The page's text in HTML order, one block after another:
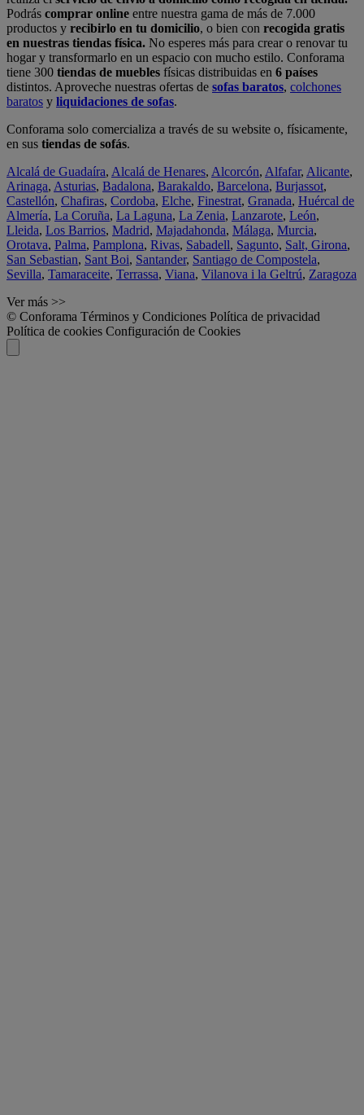
Podrás comprar online entre nuestra gama de más de 7.000
productos y recibirlo en tu domicilio, o bien con recogida gratis
en nuestras tiendas física. No esperes más para crear o renovar tu
hogar y transformarlo en un espacio con mucho estilo. Conforama
tiene 300 tiendas de muebles físicas distribuidas en 6 países
distintos. Aproveche nuestras ofertas de sofas baratos, colchones
baratos y liquidaciones de sofas.
Conforama solo comercializa a través de su website o, físicamente,
en sus tiendas de sofás.
Alcalá de Guadaíra, Alcalá de Henares, Alcorcón, Alfafar, Alicante,
Arinaga, Asturias, Badalona, Barakaldo, Barcelona, Burjassot,
Castellón, Chafiras, Cordoba, Elche, Finestrat, Granada, Huércal de
Almería, La Coruña, La Laguna, La Zenia, Lanzarote, León,
Lleida, Los Barrios, Madrid, Majadahonda, Málaga, Murcia,
Orotava, Palma, Pamplona, Rivas, Sabadell, Sagunto, Salt, Girona,
San Sebastian, Sant Boi, Santander, Santiago de Compostela,
Sevilla, Tamaraceite, Terrassa, Viana, Vilanova i la Geltrú, Zaragoza
Ver más >>
© Conforama Términos y Condiciones Política de privacidad
Política de cookies Configuración de Cookies